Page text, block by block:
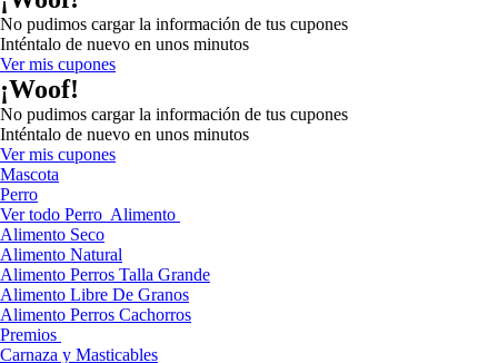
No pudimos cargar la información de tus cupones
Inténtalo de nuevo en unos minutos
Ver mis cupones
¡Woof!
No pudimos cargar la información de tus cupones
Inténtalo de nuevo en unos minutos
Ver mis cupones
Mascota
Perro
Ver todo Perro Alimento
Alimento Seco
Alimento Natural
Alimento Perros Talla Grande
Alimento Libre De Granos
Alimento Perros Cachorros
Premios
Carnaza y Masticables